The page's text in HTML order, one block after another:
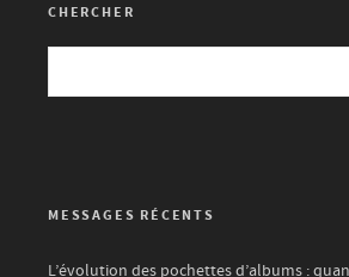
CHERCHER
MESSAGES RÉCENTS
L’évolution des pochettes d’albums :